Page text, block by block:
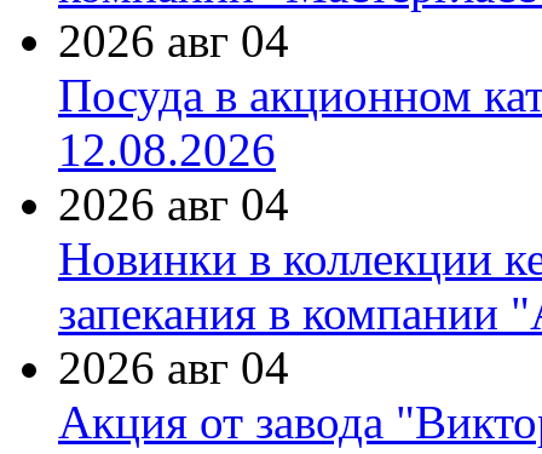
2026 авг 04
Посуда в акционном
12.08.2026
2026 авг 04
Новинки в коллекции
запекания в компании
2026 авг 04
Акция от завода